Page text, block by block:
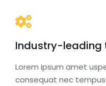
Industry-leading
Lorem ipsum amet
consequat nec